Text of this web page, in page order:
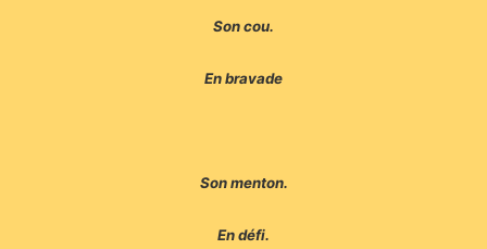
Son cou.
En bravade
Son menton.
En défi.